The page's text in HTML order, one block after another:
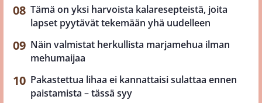
Tämä on yksi harvoista kalaresepteistä, joita
lapset pyytävät tekemään yhä uudelleen
Näin valmistat herkullista marjamehua ilman
mehumaijaa
Pakastettua lihaa ei kannattaisi sulattaa ennen
paistamista – tässä syy